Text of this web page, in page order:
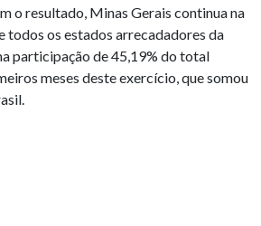
o resultado, Minas Gerais continua na
todos os estados arrecadadores da
participação de 45,19% do total
meses deste exercício, que somou